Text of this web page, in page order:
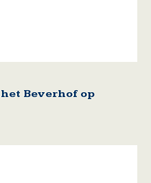
het Beverhof op